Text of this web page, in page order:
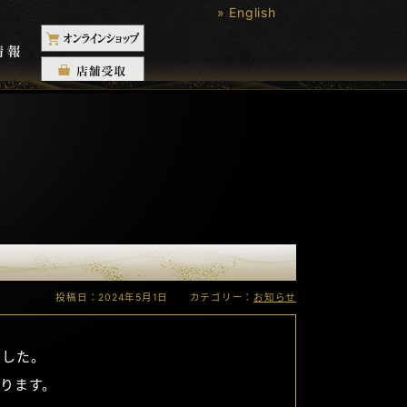
» English
投稿日：2024年5月1日 カテゴリー： お知らせ
た。
ます。